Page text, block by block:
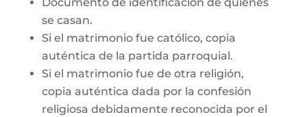
se casan.
Si el matrimonio fue católico, copia
auténtica de la partida parroquial.
Si el matrimonio fue de otra religión,
copia auténtica dada por la confesión
religiosa debidamente reconocida por el